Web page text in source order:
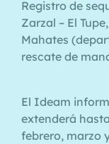
Registro de
Zarzal – El
Mahates
rescate de
El Ideam
extenderá
febrero, marzo